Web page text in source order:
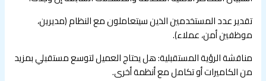
تقدير عدد المستخدمين الذين سيتعاملون مع النظام (مديرين،
موظفين أمن، عملاء).
مناقشة الرؤية المستقبلية: هل يحتاج العميل لتوسع مستقبلي بمزيد
من الكاميرات أو تكامل مع أنظمة أخرى.